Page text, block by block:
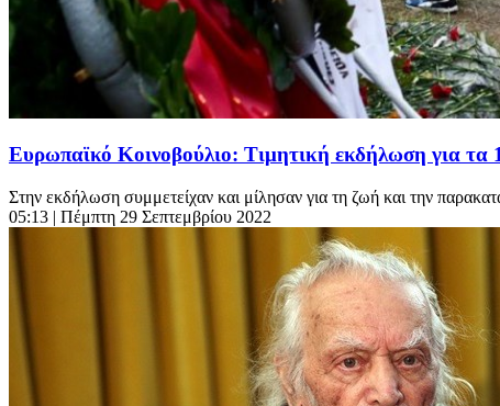
Ευρωπαϊκό Κοινοβούλιο: Τιμητική εκδήλωση για
Στην εκδήλωση συμμετείχαν και μίλησαν για τη ζωή και την
05:13 | Πέμπτη 29 Σεπτεμβρίου 2022